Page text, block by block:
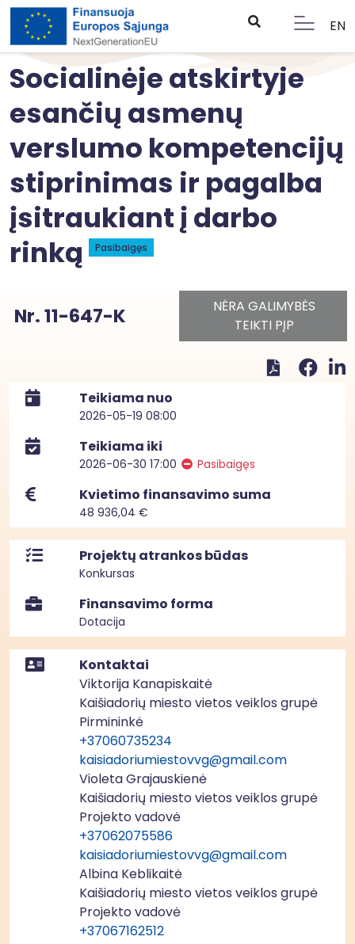
EN
Socialinėje atskirtyje
esančių asmenų
verslumo kompetencijų
stiprinimas ir pagalba
įsitraukiant į darbo
rinką
Pasibaigęs
Nr. 11-647-K
NĖRA GALIMYBĖS
TEIKTI PĮP
Teikiama nuo
2026-05-19 08:00
Teikiama iki
2026-06-30 17:00 Pasibaigęs
Kvietimo finansavimo suma
48 936,04 €
Projektų atrankos būdas
Konkursas
Finansavimo forma
Dotacija
Kontaktai
Viktorija Kanapiskaitė
Kaišiadorių miesto vietos veiklos grupė
Pirmininkė
+37060735234
kaisiadoriumiestovvg@gmail.com
Violeta Grajauskienė
Kaišiadorių miesto vietos veiklos grupė
Projekto vadovė
+37062075586
kaisiadoriumiestovvg@gmail.com
Albina Keblikaitė
Kaišiadorių miesto vietos veiklos grupė
Projekto vadovė
+37067162512